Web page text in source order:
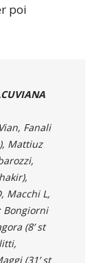
poi
Fanali
Mattiuz
Macchi L,
Bongiorni
(8’ st
(31’ st